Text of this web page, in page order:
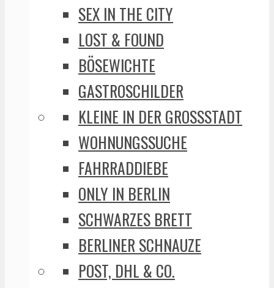
SEX IN THE CITY
LOST & FOUND
BÖSEWICHTE
GASTROSCHILDER
KLEINE IN DER GROSSSTADT
WOHNUNGSSUCHE
FAHRRADDIEBE
ONLY IN BERLIN
SCHWARZES BRETT
BERLINER SCHNAUZE
POST, DHL & CO.